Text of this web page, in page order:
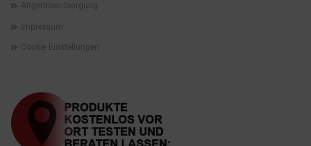
Altgeräteentsorgung
Impressum
Cookie Einstellungen